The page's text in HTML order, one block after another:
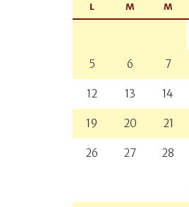
L M M
5 6 7
12 13 14
19 20 21
26 27 28